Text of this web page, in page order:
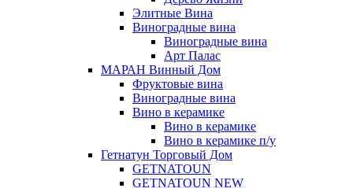
Элитные Вина
Виноградные вина
Виноградные вина
Арт Палас
МАРАН Винный Дом
Фруктовые вина
Виноградные вина
Вино в керамике
Вино в керамике
Вино в керамике п/у
Гетнатун Торговый Дом
GETNATOUN
GETNATOUN NEW